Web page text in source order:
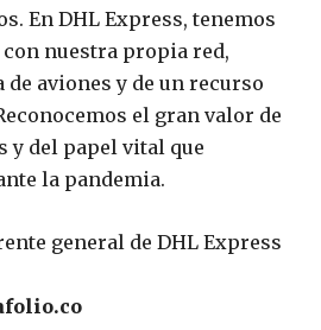
En DHL Express, tenemos
nuestra propia red,
aviones y de un recurso
el gran valor de
y del papel vital que
la pandemia.